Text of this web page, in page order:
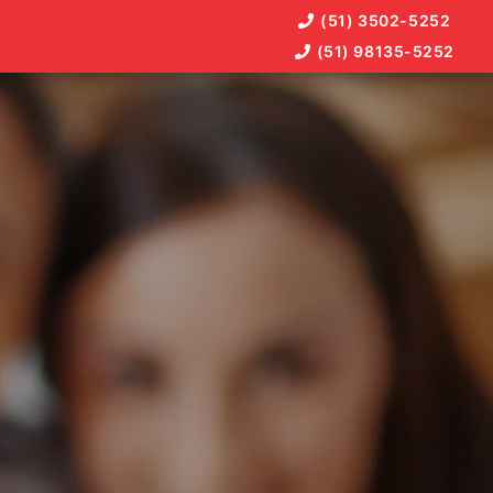
(51) 3502-5252
(51) 98135-5252